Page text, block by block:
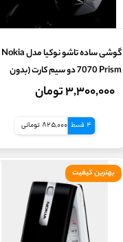
گوشی ساده تاشو نوکیا مدل Nokia
7070 Prism دو سیم کارت (بدون
گارانتی شرکتی) رجیستر+ کد فعالسازی
۳,۳۰۰,۰۰۰ تومان
4 قسط 825,000 تومانی
بهترین کیفیت